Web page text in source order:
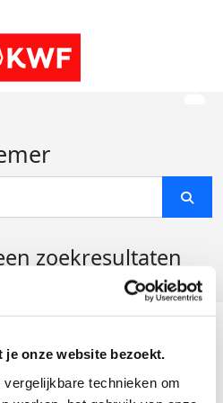
je onze website bezoekt.
technieken om
zoekresultaten